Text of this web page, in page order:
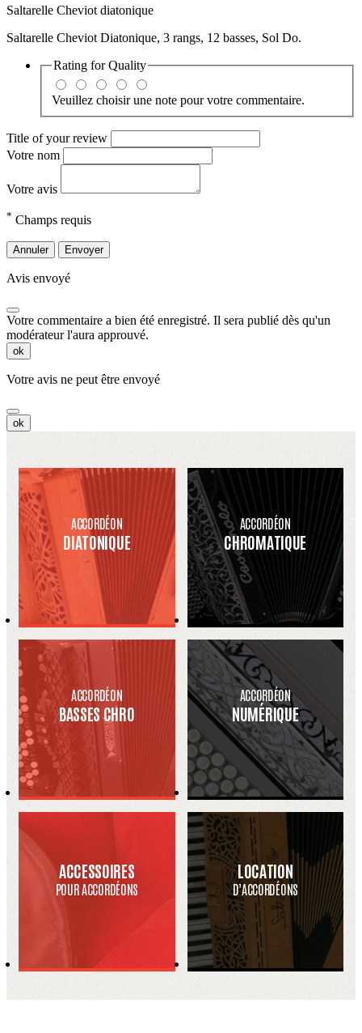
Saltarelle Cheviot diatonique
Saltarelle Cheviot Diatonique, 3 rangs, 12 basses, Sol Do.
Rating forQuality
Veuillez choisir une note pour votre commentaire.
Title of your review
Votre nom
Votre avis
* Champs requis
Annuler Envoyer
Avis envoyé
Votre commentaire a bien été enregistré. Il sera publié dès qu'un
modérateur l'aura approuvé.
ok
Votre avis ne peut être envoyé
ok
ACCORDÉON
DIATONIQUE
ACCORDÉON
CHROMATIQUE
ACCORDÉON
BASSES CHRO
ACCORDÉON
NUMÉRIQUE
ACCESSOIRES
POUR ACCORDÉONS
LOCATION
D’ACCORDÉONS